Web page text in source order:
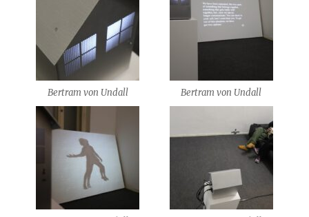
Bertram von Undall Bertram von Undall